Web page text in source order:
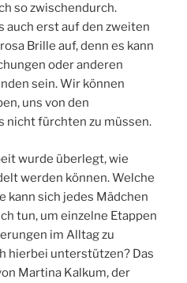
so zwischendurch.
auch erst auf den zweiten
Brille auf, denn es kann
oder anderen
sein. Wir können
uns von den
nicht fürchten zu müssen.
wurde überlegt, wie
werden können. Welche
sich jedes Mädchen
tun, um einzelne Etappen
im Alltag zu
hierbei unterstützen? Das
Martina Kalkum, der